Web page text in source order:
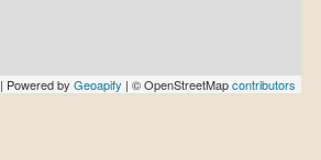
| Powered byGeoapify | © OpenStreetMapcontributors